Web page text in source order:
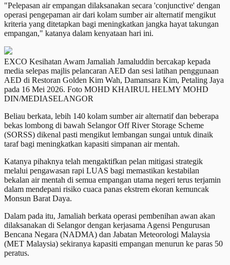
"Pelepasan air empangan dilaksanakan secara 'conjunctive' dengan
operasi pengepaman air dari kolam sumber air alternatif mengikut
kriteria yang ditetapkan bagi meningkatkan jangka hayat takungan
empangan," katanya dalam kenyataan hari ini.
EXCO Kesihatan Awam Jamaliah Jamaluddin bercakap kepada
media selepas majlis pelancaran AED dan sesi latihan penggunaan
AED di Restoran Golden Kim Wah, Damansara Kim, Petaling Jaya
pada 16 Mei 2026. Foto MOHD KHAIRUL HELMY MOHD
DIN/MEDIASELANGOR
Beliau berkata, lebih 140 kolam sumber air alternatif dan beberapa
bekas lombong di bawah Selangor Off River Storage Scheme
(SORSS) dikenal pasti mengikut lembangan sungai untuk dinaik
taraf bagi meningkatkan kapasiti simpanan air mentah.
Katanya pihaknya telah mengaktifkan pelan mitigasi strategik
melalui pengawasan rapi LUAS bagi memastikan kestabilan
bekalan air mentah di semua empangan utama negeri terus terjamin
dalam mendepani risiko cuaca panas ekstrem ekoran kemuncak
Monsun Barat Daya.
Dalam pada itu, Jamaliah berkata operasi pembenihan awan akan
dilaksanakan di Selangor dengan kerjasama Agensi Pengurusan
Bencana Negara (NADMA) dan Jabatan Meteorologi Malaysia
(MET Malaysia) sekiranya kapasiti empangan menurun ke paras 50
peratus.